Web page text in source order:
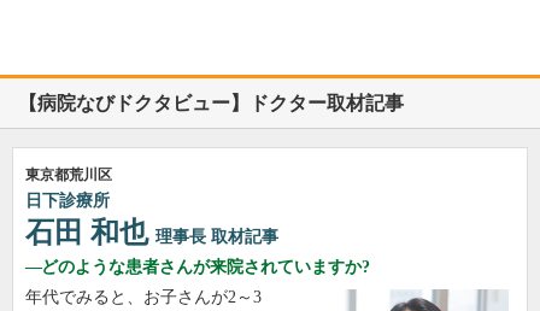
【病院なびドクタビュー】ドクター取材記事
東京都荒川区
日下診療所
石田 和也 理事長 取材記事
どのような患者さんが来院されていますか?
年代でみると、お子さんが2～3